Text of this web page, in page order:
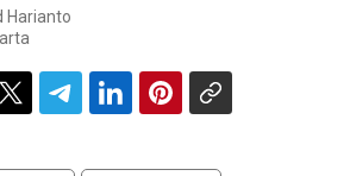
Harianto